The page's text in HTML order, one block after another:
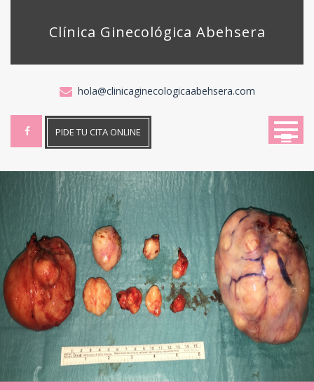
Clínica Ginecológica Abehsera
hola@clinicaginecologicaabehsera.com
PIDE TU CITA ONLINE